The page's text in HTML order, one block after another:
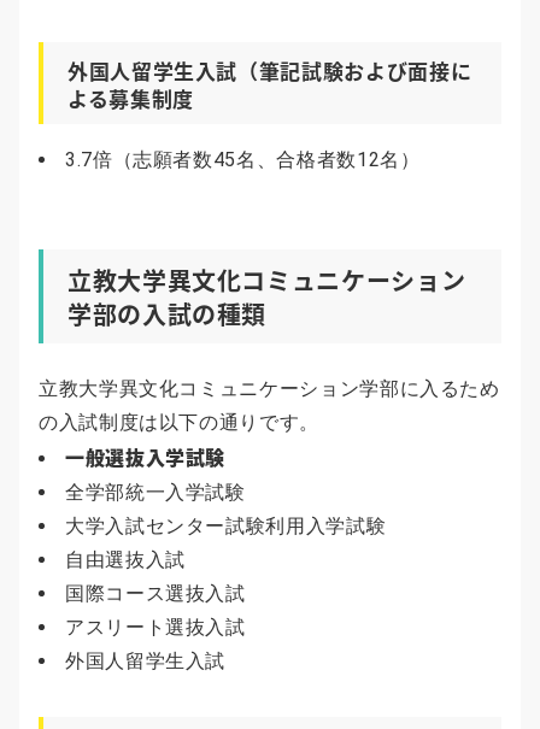
外国人留学生入試（筆記試験および面接に
よる募集制度
3.7倍（志願者数45名、合格者数12名）
立教大学異文化コミュニケーション
学部の入試の種類
立教大学異文化コミュニケーション学部に入るため
の入試制度は以下の通りです。
一般選抜入学試験
全学部統一入学試験
大学入試センター試験利用入学試験
自由選抜入試
国際コース選抜入試
アスリート選抜入試
外国人留学生入試